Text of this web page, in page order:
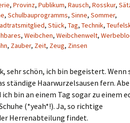
, Provinz, Publikum, Rausch, Rosskur,
, Schulbauprogramms, Sinne, Sommer,
, Stück, Tag, Technik,
, Weibchen, Weibchenwelt,
, Zauber, Zeit, Zeug, Zinsen
sehr schön, ich bin begeistert. Wenn
ständige Haarwurzelsausen fern.
bin an einem Tag sogar zu einem
(*yeah*!). Ja, so richtige
Herrenabteilung findet.